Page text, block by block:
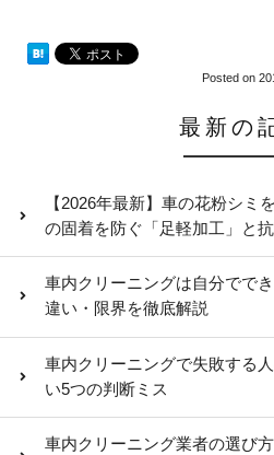
Posted on
最新の
【2026年最新】車の花粉シミ
の固着を防ぐ「足軽加工」と
車内クリーニングは自分でで
違い・限界を徹底解説
車内クリーニングで失敗する
い5つの判断ミス
車内クリーニング業者の選び